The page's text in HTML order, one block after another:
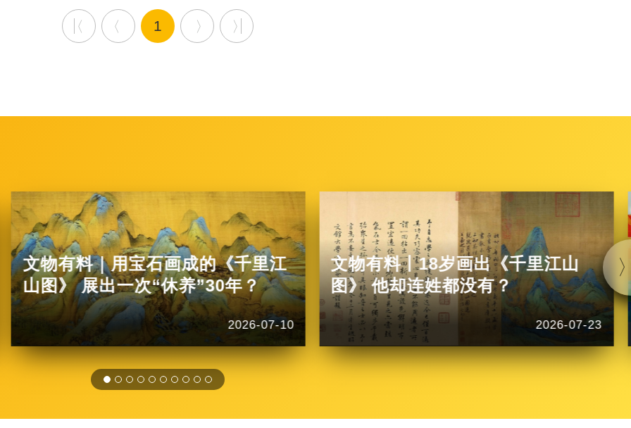
1
文物有料｜用宝石画成的《千里江
山图》 展出一次“休养”30年？
2026-07-10
文物有料丨18岁画出《千里江山
图》 他却连姓都没有？
2026-07-23